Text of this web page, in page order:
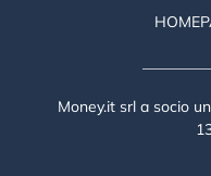
Money.it srl a socio